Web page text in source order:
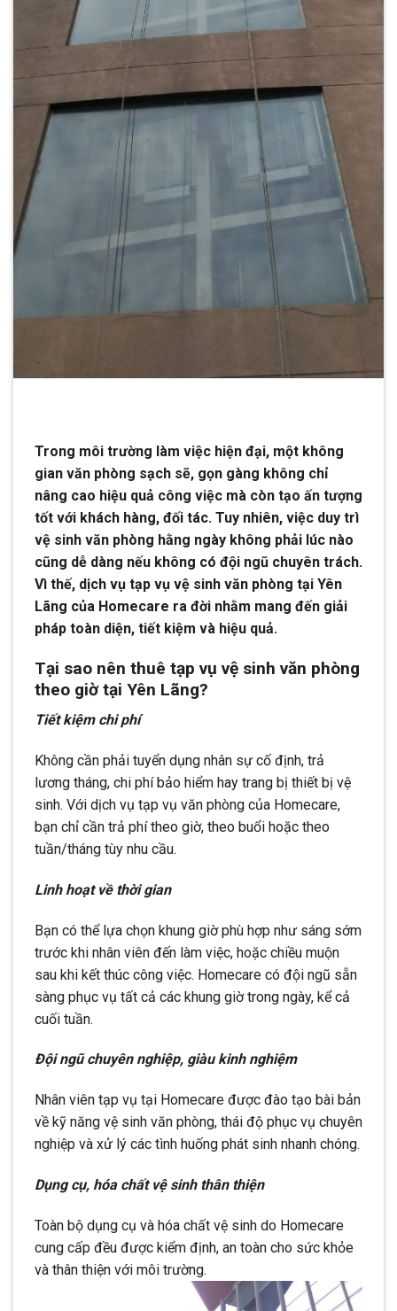
Trong môi trường làm việc hiện đại, một không
gian văn phòng sạch sẽ, gọn gàng không chỉ
nâng cao hiệu quả công việc mà còn tạo ấn tượng
tốt với khách hàng, đối tác. Tuy nhiên, việc duy trì
vệ sinh văn phòng hằng ngày không phải lúc nào
cũng dễ dàng nếu không có đội ngũ chuyên trách.
Vì thế, dịch vụ tạp vụ vệ sinh văn phòng tại Yên
Lãng của Homecare ra đời nhằm mang đến giải
pháp toàn diện, tiết kiệm và hiệu quả.
Tại sao nên thuê tạp vụ vệ sinh văn phòng
theo giờ tại Yên Lãng?
Tiết kiệm chi phí
Không cần phải tuyển dụng nhân sự cố định, trả
lương tháng, chi phí bảo hiểm hay trang bị thiết bị vệ
sinh. Với dịch vụ tạp vụ văn phòng của Homecare,
bạn chỉ cần trả phí theo giờ, theo buổi hoặc theo
tuần/tháng tùy nhu cầu.
Linh hoạt về thời gian
Bạn có thể lựa chọn khung giờ phù hợp như sáng sớm
trước khi nhân viên đến làm việc, hoặc chiều muộn
sau khi kết thúc công việc. Homecare có đội ngũ sẵn
sàng phục vụ tất cả các khung giờ trong ngày, kể cả
cuối tuần.
Đội ngũ chuyên nghiệp, giàu kinh nghiệm
Nhân viên tạp vụ tại Homecare được đào tạo bài bản
về kỹ năng vệ sinh văn phòng, thái độ phục vụ chuyên
nghiệp và xử lý các tình huống phát sinh nhanh chóng.
Dụng cụ, hóa chất vệ sinh thân thiện
Toàn bộ dụng cụ và hóa chất vệ sinh do Homecare
cung cấp đều được kiểm định, an toàn cho sức khỏe
và thân thiện với môi trường.